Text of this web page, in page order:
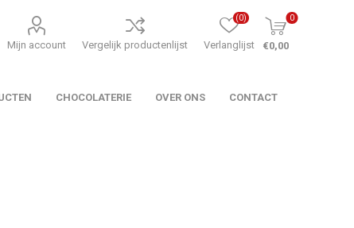
Mijn account Vergelijk productenlijst Verlanglijst
(0) 0
€0,00
CHOCOLATERIE OVER ONS CONTACT